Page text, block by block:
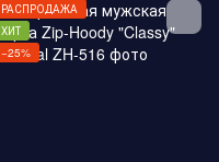
РАСПРОДАЖА
ХИТ
−25%